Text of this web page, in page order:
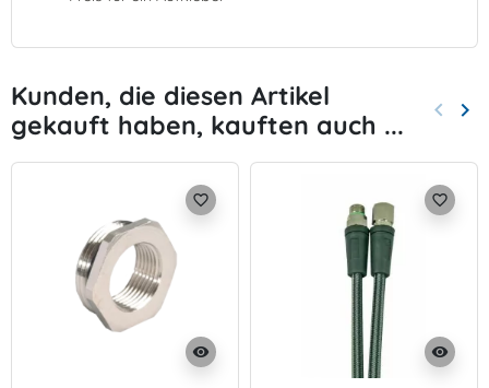
Kunden, die diesen Artikel
gekauft haben, kauften auch ...
Zurück
keyboard_arrow_left keyboard_arrow_right
visibility
favorite_border
visibility
favorite_border